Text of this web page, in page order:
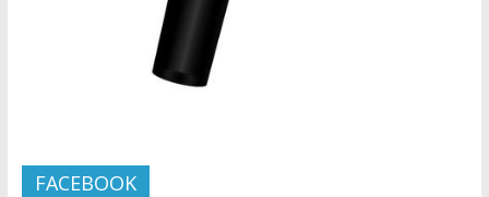
FACEBOOK